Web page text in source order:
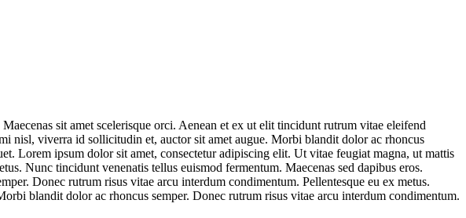
sit amet scelerisque orci. Aenean et ex ut elit tincidunt rutrum vitae eleifend
nisl, viverra id sollicitudin et, auctor sit amet augue. Morbi blandit dolor ac rhoncus
Lorem ipsum dolor sit amet, consectetur adipiscing elit. Ut vitae feugiat magna, ut mattis
Nunc tincidunt venenatis tellus euismod fermentum. Maecenas sed dapibus eros.
Donec rutrum risus vitae arcu interdum condimentum. Pellentesque eu ex metus.
blandit dolor ac rhoncus semper. Donec rutrum risus vitae arcu interdum condimentum.